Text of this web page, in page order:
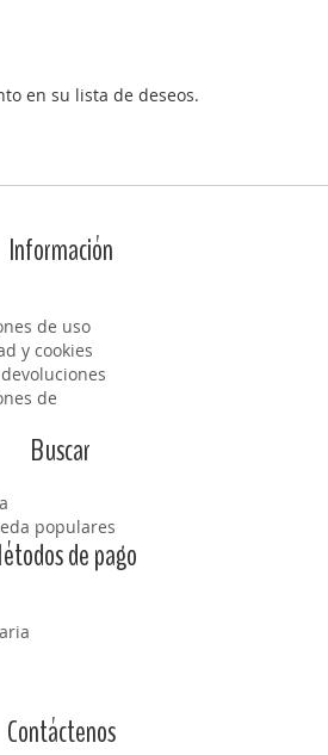
en su lista de deseos.
Información
de uso
y cookies
de
Buscar
populares
de pago
Contáctenos